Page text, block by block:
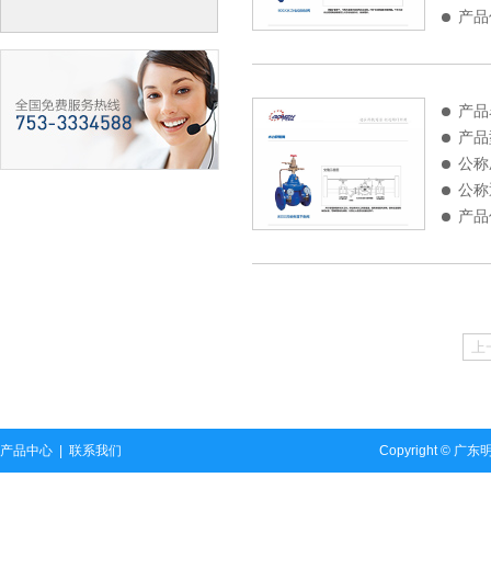
产
产
产
公
公
产
产品中心 联系我们 Copyright © 广东